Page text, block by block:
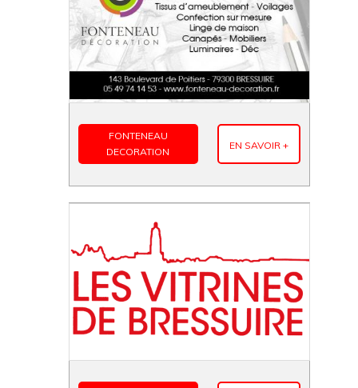
FONTENEAU
DECORATION
EN SAVOIR +